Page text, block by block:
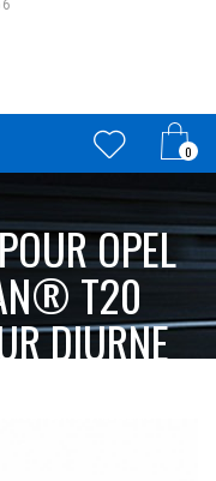
0
OPEL
T20
DIURNE